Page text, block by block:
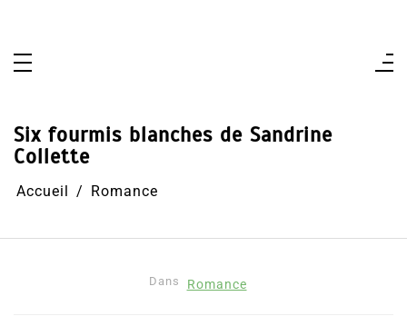
Six fourmis blanches de Sandrine
Collette
Accueil Romance
Dans Romance